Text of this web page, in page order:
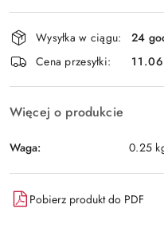
Dostępność
i
dostawa
Wysyłka w ciągu:
24
Cena przesyłki:
11.06
Więcej o produkcie
Waga: 0.25
Pobierz produkt do PDF